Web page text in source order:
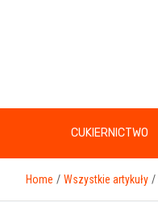
CUKIERNICTWO
Home Wszystkie artykuły